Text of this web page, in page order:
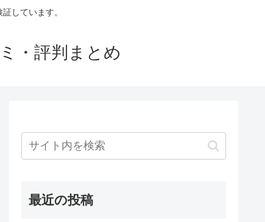
しています。
・評判まとめ
最近の投稿